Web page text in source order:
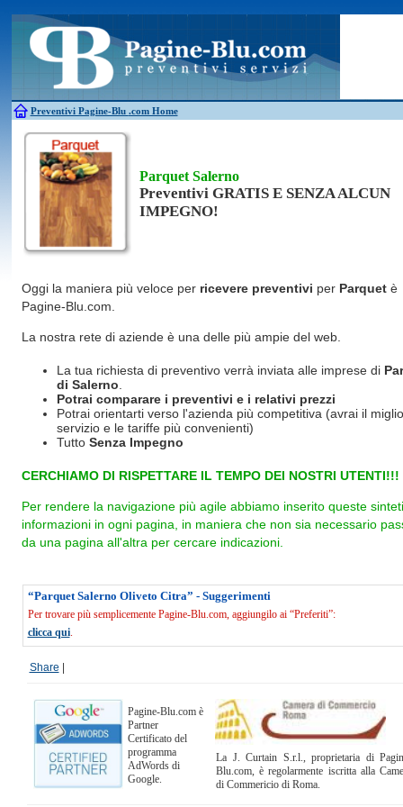
Preventivi Pagine-Blu .com Home
Antifurti
Allarme
Bagni chimici
Edilizia Giardinieri
Caldaie
Falegnami Idraulici
Canne fumarie
Parquet
Parquet Salerno
Preventivi GRATIS E SENZA ALCUN
IMPEGNO!
Oggi la maniera più veloce per ricevere preventivi per Parquetè
Pagine-Blu.com.
La nostra rete di aziende è una delle più ampie del web.
La tua richiesta di preventivo verrà inviata alle imprese di
di Salerno
Potrai comparare i preventivi e i relativi prezzi
Potrai orientarti verso l'azienda più competitiva (avrai il
servizio e le tariffe più convenienti)
Tutto Senza Impegno
CERCHIAMO DI RISPETTARE IL TEMPO DEI NOSTRI UTENTI!!!
Per rendere la navigazione più agile abbiamo inserito queste
informazioni in ogni pagina, in maniera che non sia necessario
da una pagina all'altra per cercare indicazioni.
“Parquet Salerno Oliveto Citra” - Suggerimenti
Per trovare più semplicemente Pagine-Blu.com, aggiungilo ai “Preferiti”:
clicca qui.
Share
Pagine-Blu.com è
Partner
Certificato del
programma
AdWords di
Google.
La J. Curtain S.r.l., proprietaria di
Blu.com, è regolarmente iscritta alla
di Commericio di Roma.